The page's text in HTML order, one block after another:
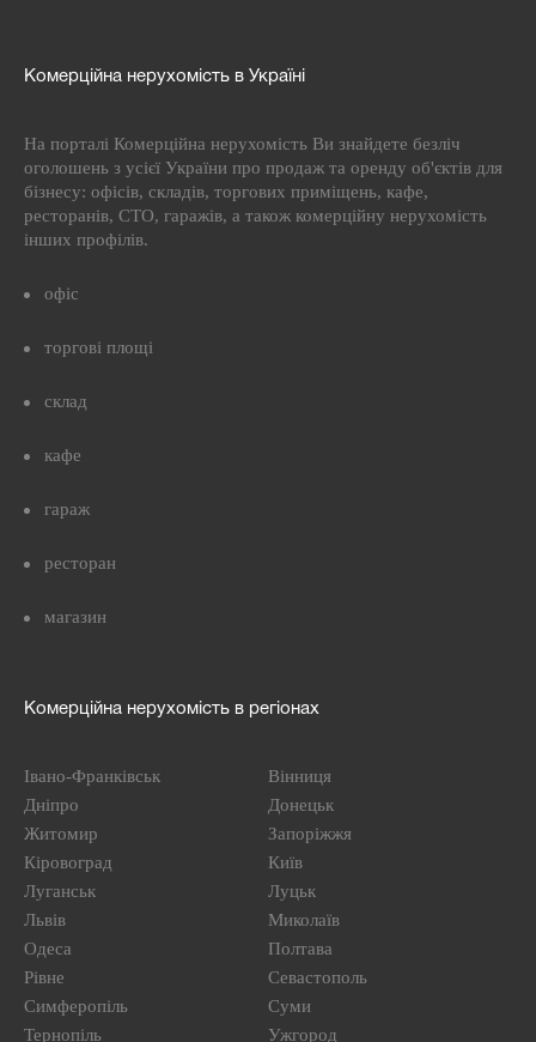
Комерційна нерухомість в Україні
На порталі Комерційна нерухомість Ви знайдете безліч
оголошень з усієї України про продаж та оренду об'єктів для
бізнесу: офісів, складів, торгових приміщень, кафе,
ресторанів, СТО, гаражів, а також комерційну нерухомість
інших профілів.
офіс
торгові площі
склад
кафе
гараж
ресторан
магазин
Комерційна нерухомість в регіонах
Івано-Франківськ
Вінниця
Дніпро
Донецьк
Житомир
Запоріжжя
Кіровоград
Київ
Луганськ
Луцьк
Львів
Миколаїв
Одеса
Полтава
Рівне
Севастополь
Симферопіль
Суми
Тернопіль
Ужгород